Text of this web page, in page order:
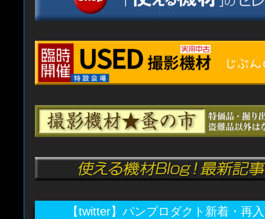
【twitter】パンプロダクト新着・再